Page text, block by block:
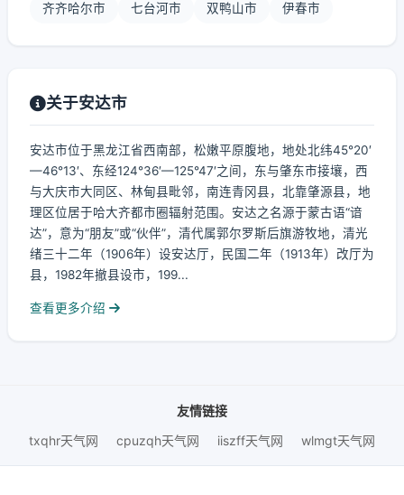
齐齐哈尔市 七台河市 双鸭山市 伊春市
关于安达市
安达市位于黑龙江省西南部，松嫩平原腹地，地处北纬45°20′
—46°13′、东经124°36′—125°47′之间，东与肇东市接壤，西
与大庆市大同区、林甸县毗邻，南连青冈县，北靠肇源县，地
理区位居于哈大齐都市圈辐射范围。安达之名源于蒙古语“谙
达”，意为“朋友”或“伙伴”，清代属郭尔罗斯后旗游牧地，清光
绪三十二年（1906年）设安达厅，民国二年（1913年）改厅为
县，1982年撤县设市，199...
查看更多介绍
友情链接
txqhr天气网
cpuzqh天气网 iiszff天气网 wlmgt天气网